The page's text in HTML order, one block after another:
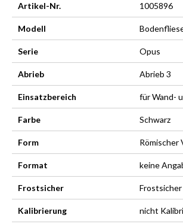
Artikel-Nr. 1005896
Modell
Serie Opus
Abrieb Abrieb 3
Einsatzbereich für Wand-
Farbe Schwarz
Form Römischer
Format keine
Frostsicher Frostsicher
Kalibrierung nicht